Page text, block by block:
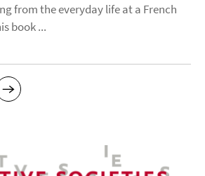
from the everyday life at a French
book ...